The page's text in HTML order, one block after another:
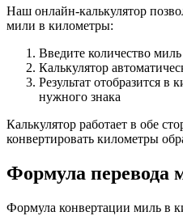
Наш онлайн-калькулятор
мили в километры:
Введите количество
Калькулятор
Результат отобразится в
нужного знака
Калькулятор работает в обе
конвертировать километры
Формула перевода
Формула конвертации миль в